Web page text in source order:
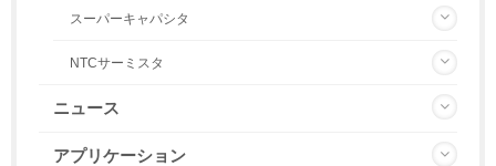
スーパーキャパシタ
NTCサーミスタ
ニュース
アプリケーション